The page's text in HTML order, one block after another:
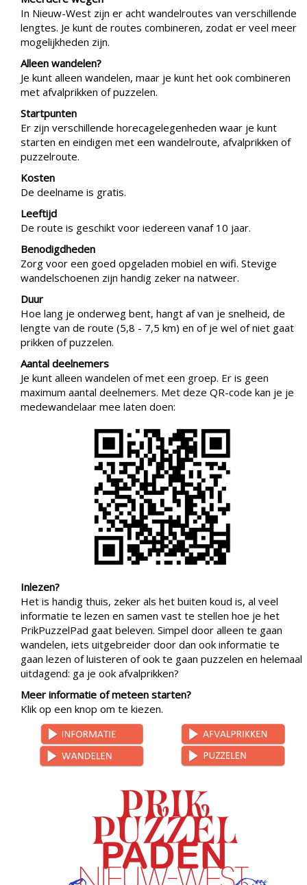
In Nieuw-West zijn er acht wandelroutes van verschillende
lengtes. Je kunt de routes combineren, zodat er veel meer
mogelijkheden zijn.
Alleen wandelen?
Je kunt alleen wandelen, maar je kunt het ook combineren
met afvalprikken of puzzelen.
Startpunten
Er zijn verschillende horecagelegenheden waar je kunt
starten en eindigen met een wandelroute, afvalprikken of
puzzelroute.
Kosten
De deelname is gratis.
Leeftijd
De route is geschikt voor iedereen vanaf 10 jaar.
Benodigdheden
Zorg voor een goed opgeladen mobiel en wifi. Stevige
wandelschoenen zijn handig zeker na natweer.
Duur
Hoe lang je onderweg bent, hangt af van je snelheid, de
lengte van de route (5,8 - 7,5 km) en of je wel of niet gaat
prikken of puzzelen.
Aantal deelnemers
Je kunt alleen wandelen of met een groep. Er is geen
maximum aantal deelnemers. Met deze QR-code kan je je
medewandelaar mee laten doen:
Inlezen?
Het is handig thuis, zeker als het buiten koud is, al veel
informatie te lezen en samen vast te stellen hoe je het
PrikPuzzelPad gaat beleven. Simpel door alleen te gaan
wandelen, iets uitgebreider door dan ook informatie te
gaan lezen of luisteren of ook te gaan puzzelen en helemaal
uitdagend: ga je ook afvalprikken?
Meer informatie of meteen starten?
Klik op een knop om te kiezen.